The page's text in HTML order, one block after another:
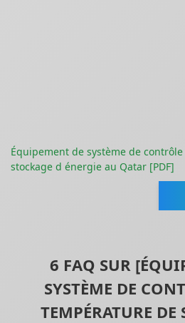
Équipement de système de
stockage d énergie au Qatar [PDF]
6 FAQ SUR
SYSTÈME DE
TEMPÉRATURE DE